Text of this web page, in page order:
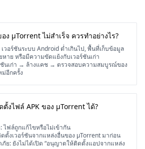
ง μTorrent ไม่สำเร็จ ควรทำอย่างไร?
วอร์ชันระบบ Android ต่ำเกินไป, พื้นที่เก็บข้อมูล
หาย หรือมีความขัดแย้งกับเวอร์ชันเก่า
ชันเก่า → ล้างแคช → ตรวจสอบความสมบูรณ์ของ
อีกครั้ง
งไฟล์ APK ของ μTorrent ได้?
ฟล์ถูกแก้ไขหรือไม่เข้ากัน
ตั้งเวอร์ชันจากแหล่งอื่นของ μTorrent มาก่อน
ย: ยังไม่ได้เปิด “อนุญาตให้ติดตั้งแอปจากแหล่ง